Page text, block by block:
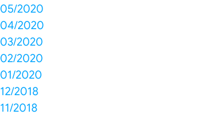
05/2020
04/2020
03/2020
02/2020
01/2020
12/2018
11/2018